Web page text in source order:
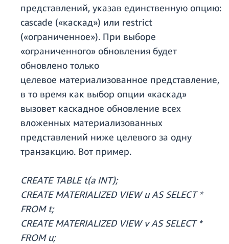
представлений, указав единственную опцию:
cascade («каскад») или restrict
(«ограниченное»). При выборе
«ограниченного» обновления будет
обновлено только
целевое материализованное представление,
в то время как выбор опции «каскад»
вызовет каскадное обновление всех
вложенных материализованных
представлений ниже целевого за одну
транзакцию. Вот пример.
CREATE TABLE t(a INT);
CREATE MATERIALIZED VIEW u AS SELECT *
FROM t;
CREATE MATERIALIZED VIEW v AS SELECT *
FROM u;